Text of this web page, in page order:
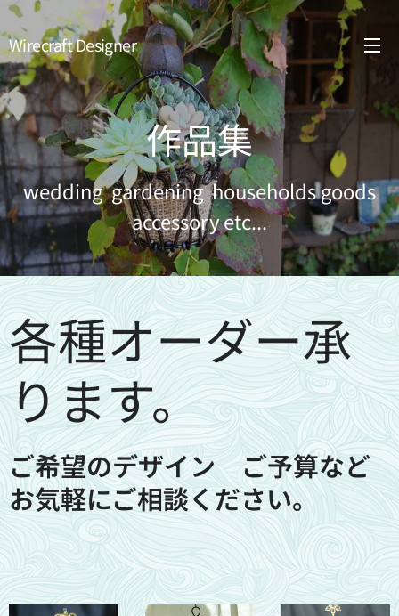
Wirecraft Designer
作品集
wedding gardening households goods
accessory etc...
各種オーダー承
ります。
ご希望のデザイン ご予算など
お気軽にご相談ください。